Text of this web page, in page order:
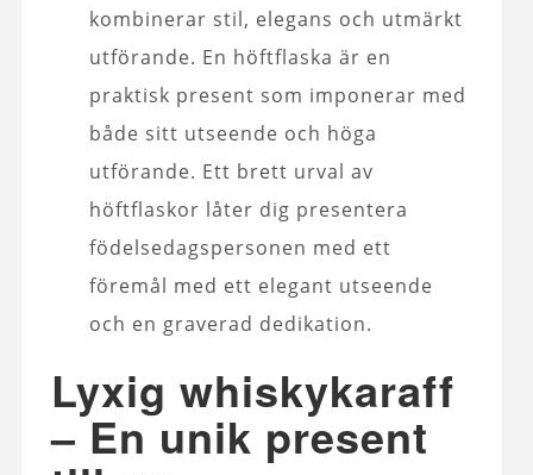
kombinerar stil, elegans och utmärkt
utförande. En höftflaska är en
praktisk present som imponerar med
både sitt utseende och höga
utförande. Ett brett urval av
höftflaskor låter dig presentera
födelsedagspersonen med ett
föremål med ett elegant utseende
och en graverad dedikation.
Lyxig whiskykaraff
– En unik present